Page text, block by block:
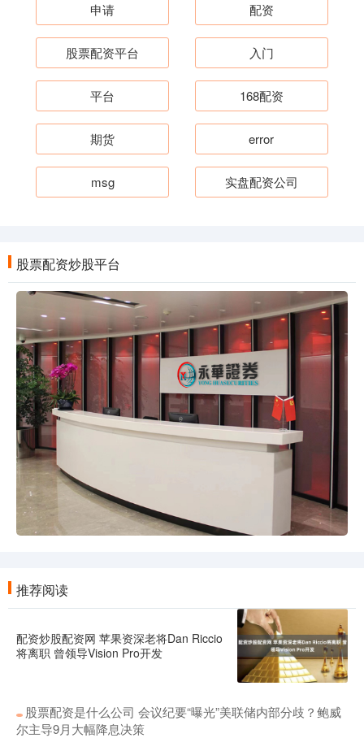
申请 配资
股票配资平台 入门
平台 168配资
期货 error
msg 实盘配资公司
股票配资炒股平台
推荐阅读
配资炒股配资网 苹果资深老将Dan Riccio
将离职 曾领导Vision Pro开发
股票配资是什么公司 会议纪要“曝光”美联储内部分歧？鲍威
尔主导9月大幅降息决策